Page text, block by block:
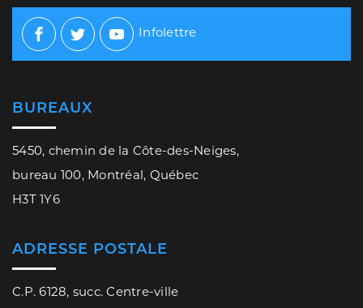
Facebook
TwitterYoutube
Infolettre
BUREAUX
5450, chemin de la Côte-des-Neiges,
bureau 100, Montréal, Québec
H3T 1Y6
ADRESSE POSTALE
C.P. 6128, succ. Centre-ville